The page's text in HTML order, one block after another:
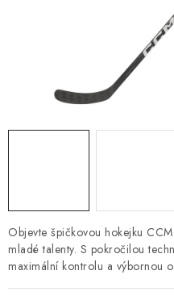
DÁMSKÁ VÝSTROJ
info@hockeyshopteplice.cz
Objevte špičkovou hokejku
mladé talenty. S pokročilou
maximální kontrolu a výbornou